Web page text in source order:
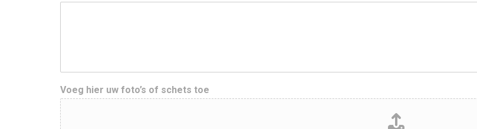
Voeg hier uw foto’s of schets toe